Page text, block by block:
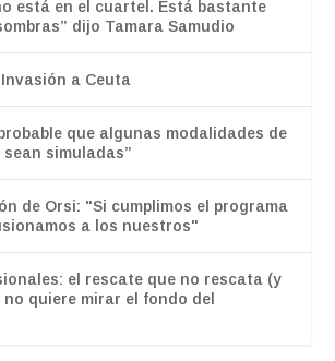
está en el cuartel. Está bastante
dijo Tamara Samudio
a Ceuta
que algunas modalidades de
simuladas”
de Orsi: "Si cumplimos el programa
a los nuestros"
el rescate que no rescata (y
no quiere mirar el fondo del